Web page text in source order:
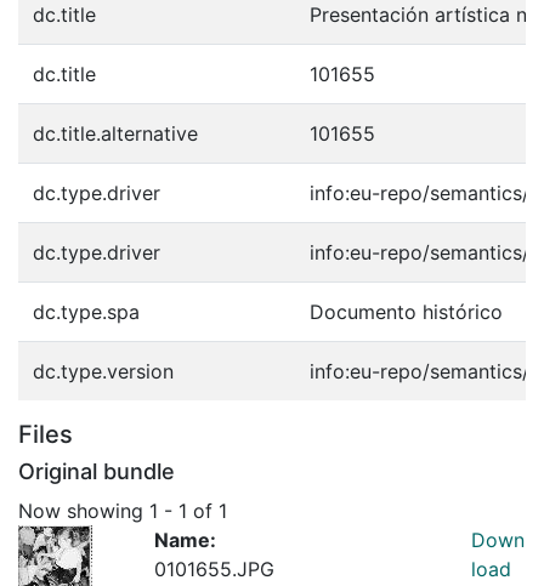
dc.title Presentación artística
dc.title 101655
dc.title.alternative 101655
dc.type.driver info:eu-repo/semantics/
dc.type.driver info:eu-repo/semantics/
dc.type.spa Documento histórico
dc.type.version info:eu-repo/semantics/
Files
Original bundle
Now showing 1 - 1 of 1
Name:
0101655.JPG
Down
load